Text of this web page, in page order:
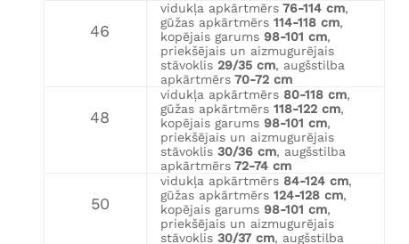
46
vidukļa apkārtmērs 76-114 cm,
gūžas apkārtmērs 114-118 cm,
kopējais garums 98-101 cm,
priekšējais un aizmugurējais
stāvoklis 29/35 cm, augšstilba
apkārtmērs 70-72 cm
48
vidukļa apkārtmērs 80-118 cm,
gūžas apkārtmērs 118-122 cm,
kopējais garums 98-101 cm,
priekšējais un aizmugurējais
stāvoklis 30/36 cm, augšstilba
apkārtmērs 72-74 cm
50
vidukļa apkārtmērs 84-124 cm,
gūžas apkārtmērs 124-128 cm,
kopējais garums 98-101 cm,
priekšējais un aizmugurējais
stāvoklis 30/37 cm, augšstilba